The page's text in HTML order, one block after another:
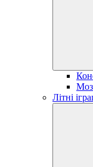
Літні